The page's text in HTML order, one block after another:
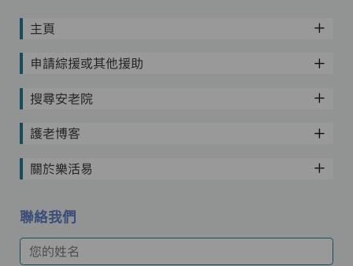
主頁
申請綜援或其他援助
搜尋安老院
護老博客
關於樂活易
聯絡我們
您的姓名